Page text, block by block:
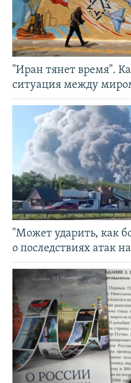
"Иран тянет время".
ситуация между
"Может ударить, как
о последствиях атак